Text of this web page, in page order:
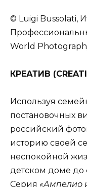
© Luigi Bussolati,
World
КРЕАТИВ (
Используя
постановочных
российский
историю своей
неспокойной
детском доме до
Серия «Ампелио